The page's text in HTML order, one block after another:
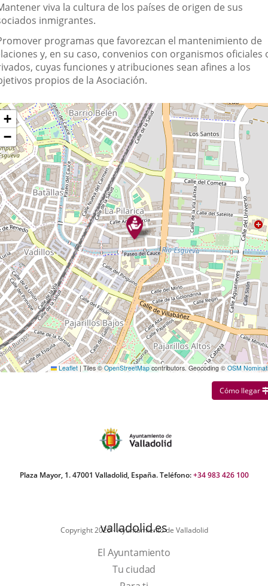
viva la cultura de los países de origen de sus
inmigrantes.
programas que favorezcan el mantenimiento de
y, en su caso, convenios con organismos oficiales
cuyas funciones y atribuciones sean afines a los
propios de la Asociación.
+
−
Leaflet | Tiles ©OpenStreetMapcontributors. Geocoding © OSM
Cómo llegar
Plaza Mayor, 1. 47001 Valladolid, España. Teléfono:+34 983 426 100
Copyright 2025 - Ayuntamiento de Valladolid
valladolid.es
El Ayuntamiento
Tu ciudad